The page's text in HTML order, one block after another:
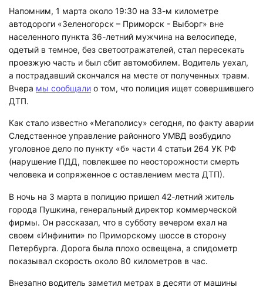
Напомним, 1 марта около 19:30 на 33-м километре
автодороги «Зеленогорск – Приморск - Выборг» вне
населенного пункта 36-летний мужчина на велосипеде,
одетый в темное, без светоотражателей, стал пересекать
проезжую часть и был сбит автомобилем. Водитель уехал,
а пострадавший скончался на месте от полученных травм.
Вчера мы сообщали о том, что полиция ищет совершившего
ДТП.
Как стало известно «Мегаполису» сегодня, по факту аварии
Следственное управление районного УМВД возбудило
уголовное дело по пункту «б» части 4 статьи 264 УК РФ
(нарушение ПДД, повлекшее по неосторожности смерть
человека и сопряженное с оставлением места ДТП).
В ночь на 3 марта в полицию пришел 42-летний житель
города Пушкина, генеральный директор коммерческой
фирмы. Он рассказал, что в субботу вечером ехал на
своем «Инфинити» по Приморскому шоссе в сторону
Петербурга. Дорога была плохо освещена, а спидометр
показывал скорость около 80 километров в час.
Внезапно водитель заметил метрах в десяти от машины